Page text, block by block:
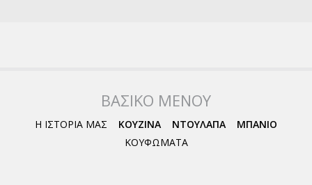
ΒΑΣΙΚΟ ΜΕΝΟΥ
Η ΙΣΤΟΡΙΑ ΜΑΣ ΚΟΥΖΙΝΑ ΝΤΟΥΛΑΠΑ
ΜΠΑΝΙΟ
ΚΟΥΦΩΜΑΤΑ